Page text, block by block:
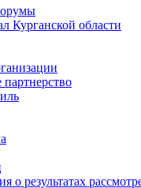
Курганской области
о результатах